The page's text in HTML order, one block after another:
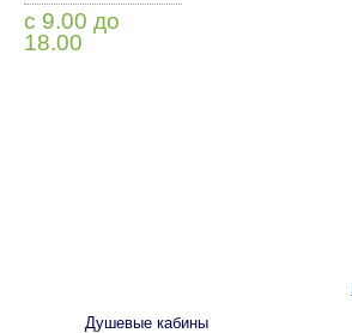
с 9.00 до
18.00
Душевые кабины